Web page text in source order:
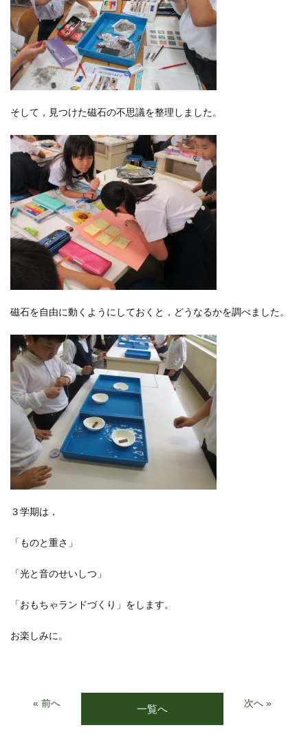
そして，見つけた磁石の不思議を整理しました。
磁石を自由に動くようにしておくと，どうなるかを調べました。
３学期は，
「ものと重さ」
「光と音のせいしつ」
「おもちゃランドづくり」をします。
お楽しみに。
« 前へ 一覧へ 次へ »